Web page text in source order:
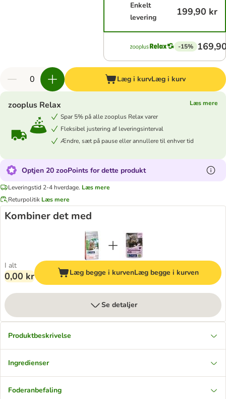
Enkelt
levering
199,90 kr
-15%
Læg i kurvLæg i kurv
zooplus Relax
Læs mere
Spar 5% på alle zooplus Relax varer
Fleksibel justering af leveringsinterval
Ændre, sæt på pause eller annullere til enhver tid
Optjen 20 zooPoints for dette produkt
Leveringstid 2-4 hverdage. Læs mere
Returpolitik Læs mere
Kombiner det med
I alt
0,00 kr Læg begge i kurvenLæg begge i kurven
Se detaljer
Produktbeskrivelse
Ingredienser
Foderanbefaling